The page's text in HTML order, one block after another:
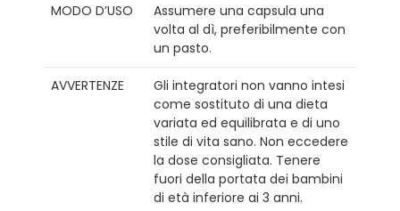
MODO D’USO
Assumere una capsula una
volta al dì, preferibilmente con
un pasto.
AVVERTENZE
Gli integratori non vanno intesi
come sostituto di una dieta
variata ed equilibrata e di uno
stile di vita sano. Non eccedere
la dose consigliata. Tenere
fuori della portata dei bambini
di età inferiore ai 3 anni.